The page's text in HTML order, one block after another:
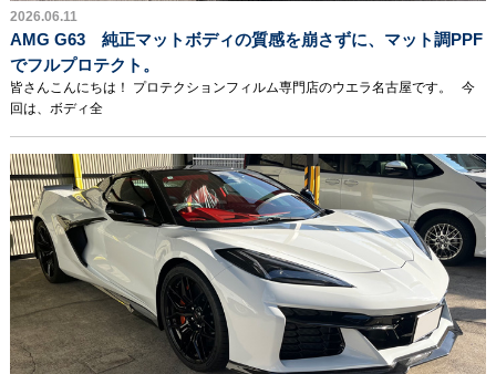
2026.06.11
AMG G63 純正マットボディの質感を崩さずに、マット調PPF
でフルプロテクト。
皆さんこんにちは！ プロテクションフィルム専門店のウエラ名古屋です。 今
回は、ボディ全